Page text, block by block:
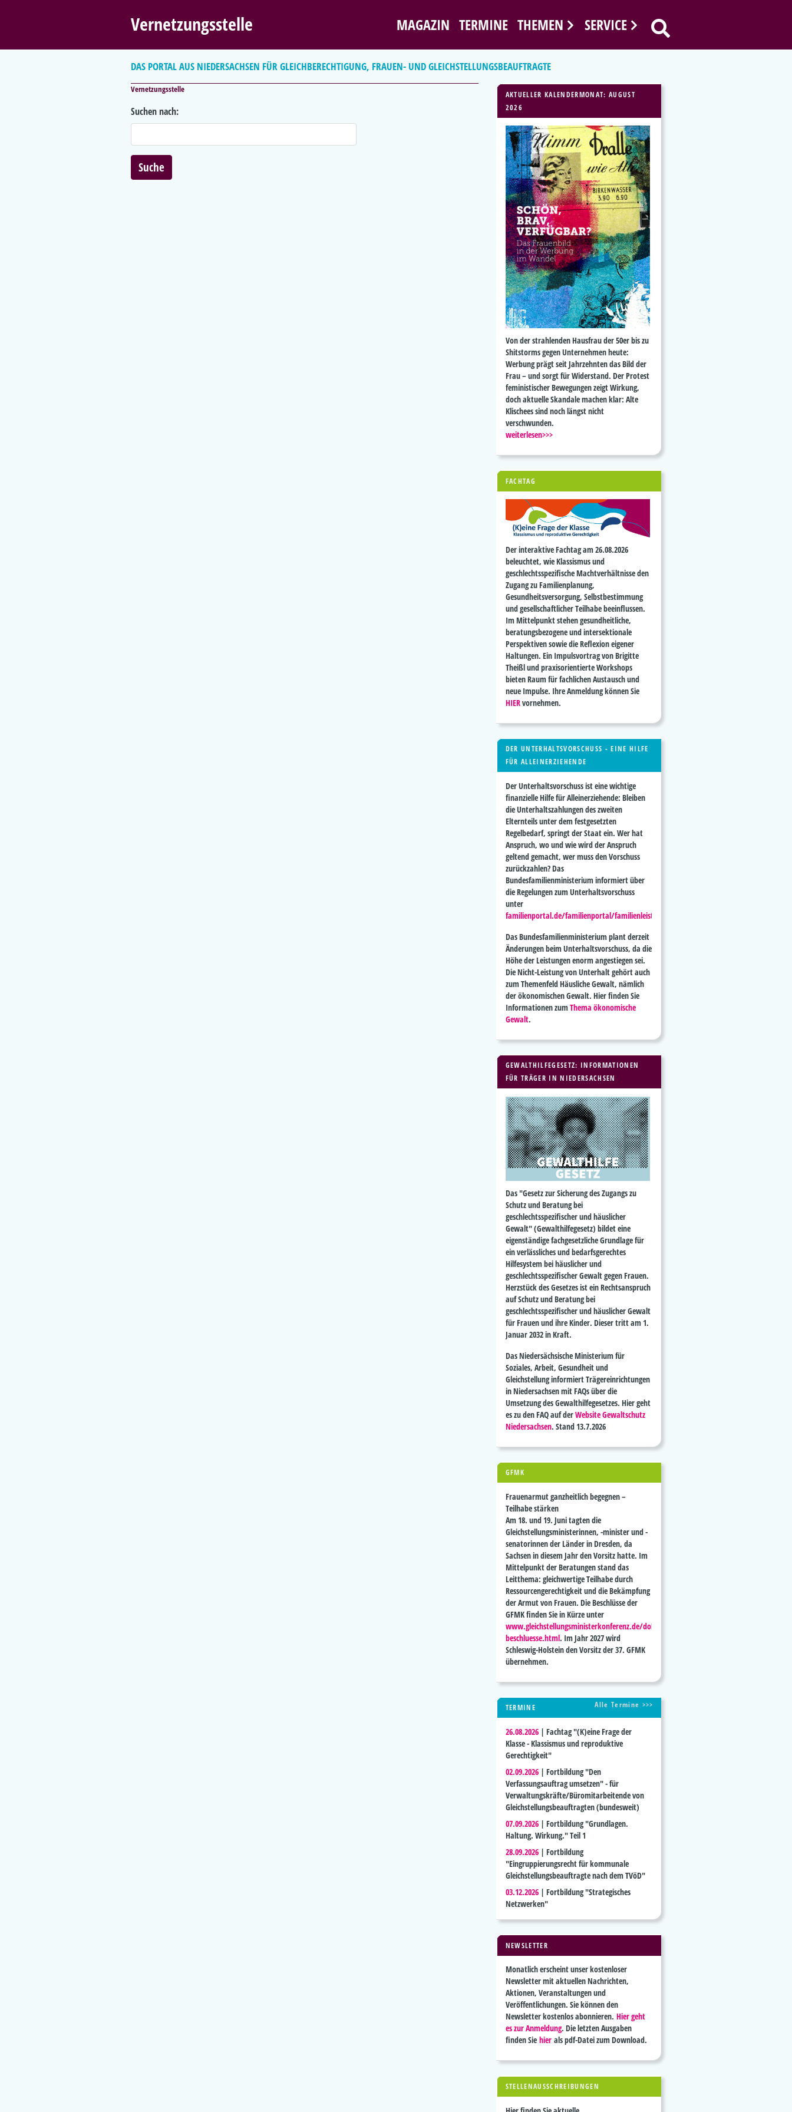
Vernetzungsstelle MAGAZIN TERMINE THEMEN SERVICE
DAS PORTAL AUS NIEDERSACHSEN FÜR GLEICHBERECHTIGUNG, FRAUEN- UND GLEICHSTELLUNGSBEAUFTRAGTE
Vernetzungsstelle
Suchen nach:
AKTUELLER KALENDERMONAT: AUGUST
2026
Von der strahlenden Hausfrau der 50er bis zu
Shitstorms gegen Unternehmen heute:
Werbung prägt seit Jahrzehnten das Bild der
Frau – und sorgt für Widerstand. Der Protest
feministischer Bewegungen zeigt Wirkung,
doch aktuelle Skandale machen klar: Alte
Klischees sind noch längst nicht
verschwunden.
weiterlesen>>>
FACHTAG
Der interaktive Fachtag am26.08.2026
beleuchtet, wie Klassismus und
geschlechtsspezifische Machtverhältnisse den
Zugang zu Familienplanung,
Gesundheitsversorgung, Selbstbestimmung
und gesellschaftlicher Teilhabe beeinflussen.
Im Mittelpunkt stehen gesundheitliche,
beratungsbezogene und intersektionale
Perspektiven sowie die Reflexion eigener
Haltungen. Ein Impulsvortrag vonBrigitte
Theißlund praxisorientierte Workshops
bieten Raum für fachlichen Austausch und
neue Impulse. Ihre Anmeldung können Sie
HIERvornehmen.
DER UNTERHALTSVORSCHUSS - EINE HILFE
FÜR ALLEINERZIEHENDE
Der Unterhaltsvorschuss ist einewichtige
finanzielle Hilfefür Alleinerziehende: Bleiben
die Unterhaltszahlungen des zweiten
Elternteils unter dem festgesetzten
Regelbedarf, springt der Staat ein. Wer hat
Anspruch, wo und wie wird der Anspruch
geltend gemacht, wer muss den Vorschuss
zurückzahlen? Das
Bundesfamilienministerium informiert über
die Regelungen zum Unterhaltsvorschuss
unter
familienportal.de/familienportal/familienleistungen/unterhaltsvorschuss
Das Bundesfamilienministerium plant derzeit
Änderungen beim Unterhaltsvorschuss, da die
Höhe der Leistungen enorm angestiegen sei.
Die Nicht-Leistung von Unterhalt gehört auch
zum Themenfeld Häusliche Gewalt, nämlich
der ökonomischen Gewalt. Hier finden Sie
Informationen zumThema ökonomische
Gewalt.
GEWALTHILFEGESETZ: INFORMATIONEN
FÜR TRÄGER IN NIEDERSACHSEN
Das "Gesetz zur Sicherung des Zugangs zu
Schutz und Beratung bei
geschlechtsspezifischer und häuslicher
Gewalt" (Gewalthilfegesetz) bildet eine
eigenständige fachgesetzliche Grundlage für
ein verlässliches und bedarfsgerechtes
Hilfesystem bei häuslicher und
geschlechtsspezifischer Gewalt gegen Frauen.
Herzstück des Gesetzes ist ein Rechtsanspruch
auf Schutz und Beratung bei
geschlechtsspezifischer und häuslicher Gewalt
für Frauen und ihre Kinder. Dieser tritt am 1.
Januar 2032 in Kraft.
Das Niedersächsische Ministerium für
Soziales, Arbeit, Gesundheit und
Gleichstellung informiert Trägereinrichtungen
in Niedersachsen mit FAQs über die
Umsetzung des Gewalthilfegesetzes. Hier geht
es zu den FAQ auf derWebsite Gewaltschutz
Niedersachsen. Stand 13.7.2026
GFMK
Frauenarmut ganzheitlich begegnen –
Teilhabe stärken
Am 18. und 19. Juni tagten die
Gleichstellungsministerinnen, -minister und -
senatorinnen der Länder in Dresden, da
Sachsen in diesem Jahr den Vorsitz hatte. Im
Mittelpunkt der Beratungen stand das
Leitthema: gleichwertige Teilhabe durch
Ressourcengerechtigkeit und die Bekämpfung
der Armut von Frauen. Die Beschlüsse der
GFMK finden Sie in Kürze unter
www.gleichstellungsministerkonferenz.de/dokumente-
beschluesse.html. Im Jahr 2027 wird
Schleswig-Holstein den Vorsitz der 37. GFMK
übernehmen.
TERMINE Alle Termine >>>
26.08.2026 | Fachtag "(K)eine Frage der
Klasse - Klassismus und reproduktive
Gerechtigkeit"
02.09.2026 | Fortbildung "Den
Verfassungsauftrag umsetzen" - für
Verwaltungskräfte/Büromitarbeitende von
Gleichstellungsbeauftragten (bundesweit)
07.09.2026 | Fortbildung "Grundlagen.
Haltung. Wirkung." Teil 1
28.09.2026 | Fortbildung
"Eingruppierungsrecht für kommunale
Gleichstellungsbeauftragte nach dem TVöD"
03.12.2026 | Fortbildung "Strategisches
Netzwerken"
NEWSLETTER
Monatlich erscheint unser kostenloser
Newsletter mit aktuellen Nachrichten,
Aktionen, Veranstaltungen und
Veröffentlichungen. Sie können den
Newsletter kostenlos abonnieren. Hier geht
es zur Anmeldung. Die letzten Ausgaben
finden Sie hierals pdf-Datei zum Download.
STELLENAUSSCHREIBUNGEN